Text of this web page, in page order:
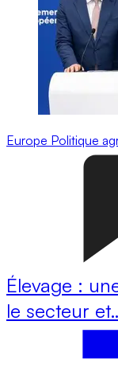
Europe Politique
Élevage :
le secteur